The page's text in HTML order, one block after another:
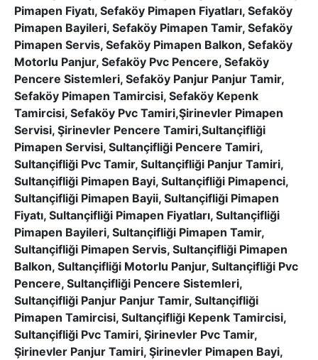
Pimapen Fiyatı, Sefaköy Pimapen Fiyatları, Sefaköy
Pimapen Bayileri, Sefaköy Pimapen Tamir, Sefaköy
Pimapen Servis, Sefaköy Pimapen Balkon, Sefaköy
Motorlu Panjur, Sefaköy Pvc Pencere, Sefaköy
Pencere Sistemleri, Sefaköy Panjur Panjur Tamir,
Sefaköy Pimapen Tamircisi, Sefaköy Kepenk
Tamircisi, Sefaköy Pvc Tamiri,Şirinevler Pimapen
Servisi, Şirinevler Pencere Tamiri,Sultançifliği
Pimapen Servisi, Sultançifliği Pencere Tamiri,
Sultançifliği Pvc Tamir, Sultançifliği Panjur Tamiri,
Sultançifliği Pimapen Bayi, Sultançifliği Pimapenci,
Sultançifliği Pimapen Bayii, Sultançifliği Pimapen
Fiyatı, Sultançifliği Pimapen Fiyatları, Sultançifliği
Pimapen Bayileri, Sultançifliği Pimapen Tamir,
Sultançifliği Pimapen Servis, Sultançifliği Pimapen
Balkon, Sultançifliği Motorlu Panjur, Sultançifliği Pvc
Pencere, Sultançifliği Pencere Sistemleri,
Sultançifliği Panjur Panjur Tamir, Sultançifliği
Pimapen Tamircisi, Sultançifliği Kepenk Tamircisi,
Sultançifliği Pvc Tamiri, Şirinevler Pvc Tamir,
Şirinevler Panjur Tamiri, Şirinevler Pimapen Bayi,